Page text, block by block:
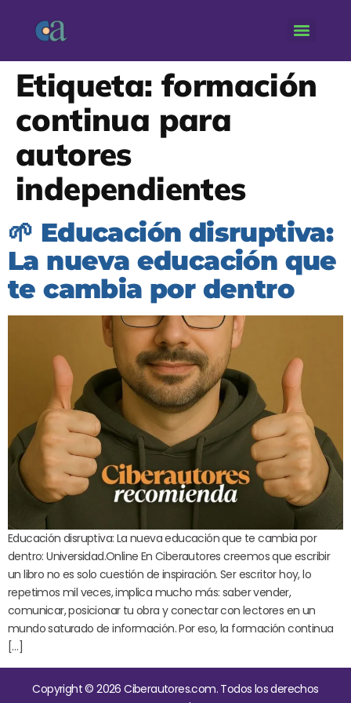
Etiqueta: formación
continua para
autores
independientes
🌱 Educación disruptiva:
La nueva educación que
te cambia por dentro
Educación disruptiva: La nueva educación que te cambia por
dentro: Universidad.Online En Ciberautores creemos que escribir
un libro no es solo cuestión de inspiración. Ser escritor hoy, lo
repetimos mil veces, implica mucho más: saber vender,
comunicar, posicionar tu obra y conectar con lectores en un
mundo saturado de información. Por eso, la formación continua
[…]
Copyright © 2026 Ciberautores.com. Todos los derechos